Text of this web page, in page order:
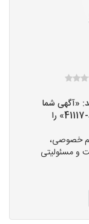
«آگهی شما
را در سایت هزار استاد دیده ام و کد «استاد-41117» را
خصوصی،
و مسئولیتی